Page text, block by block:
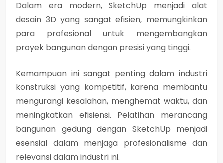
Dalam era modern, SketchUp menjadi alat
desain 3D yang sangat efisien, memungkinkan
para profesional untuk mengembangkan
proyek bangunan dengan presisi yang tinggi.
Kemampuan ini sangat penting dalam industri
konstruksi yang kompetitif, karena membantu
mengurangi kesalahan, menghemat waktu, dan
meningkatkan efisiensi. Pelatihan merancang
bangunan gedung dengan SketchUp menjadi
esensial dalam menjaga profesionalisme dan
relevansi dalam industri ini.